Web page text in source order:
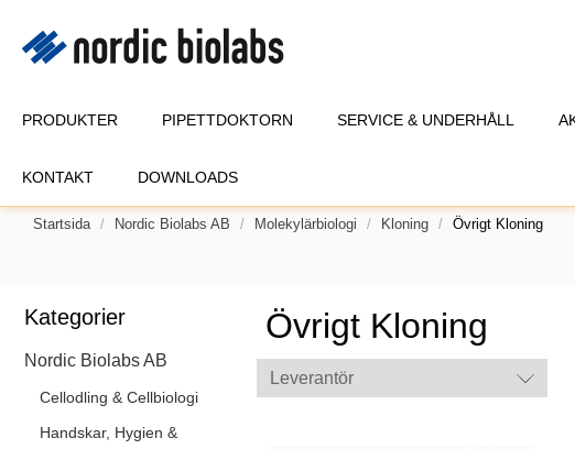
PRODUKTER PIPETTDOKTORN SERVICE & UNDERHÅLL
KONTAKT DOWNLOADS
Startsida Nordic Biolabs AB Molekylärbiologi Kloning Övrigt Kloning
Kategorier
Nordic Biolabs AB
Cellodling & Cellbiologi
Handskar, Hygien &
Övrigt Kloning
Leverantör